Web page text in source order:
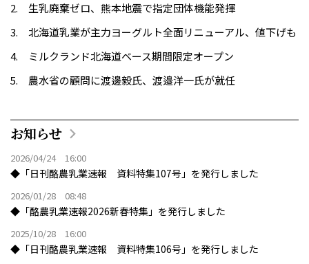
生乳廃棄ゼロ、熊本地震で指定団体機能発揮
北海道乳業が主力ヨーグルト全面リニューアル、値下げも
ミルクランド北海道ベース期間限定オープン
農水省の顧問に渡邊毅氏、渡邉洋一氏が就任
お知らせ
2026/04/24 16:00
◆「日刊酪農乳業速報 資料特集107号」を発行しました
2026/01/28 08:48
◆「酪農乳業速報2026新春特集」を発行しました
2025/10/28 16:00
◆「日刊酪農乳業速報 資料特集106号」を発行しました